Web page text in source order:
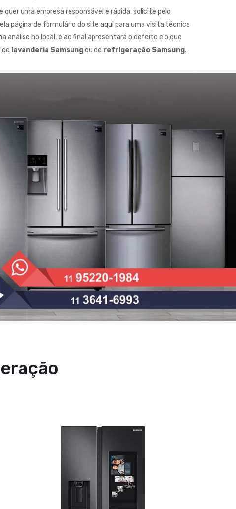
quer uma empresa responsável e rápida, solicite pelo
página de formulário do site aqui para uma visita técnica
análise no local, e ao final apresentará o defeito e o que
de lavanderia Samsungou de refrigeração Samsung.